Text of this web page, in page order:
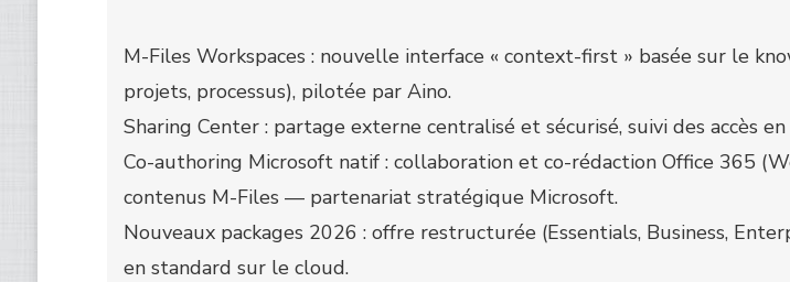
M-Files Workspaces : nouvelle interface « context-first » basée sur le
projets, processus), pilotée par Aino.
Sharing Center : partage externe centralisé et sécurisé, suivi des accès
Co-authoring Microsoft natif : collaboration et co-rédaction Office 365
contenus M-Files — partenariat stratégique Microsoft.
Nouveaux packages 2026 : offre restructurée (Essentials, Business,
en standard sur le cloud.